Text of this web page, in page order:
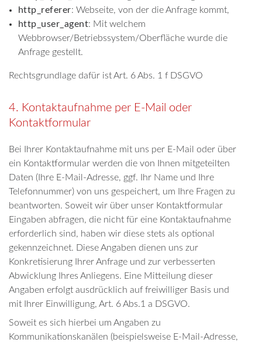
http_referer: Webseite, von der die Anfrage kommt,
http_user_agent: Mit welchem
Webbrowser/Betriebssystem/Oberfläche wurde die
Anfrage gestellt.
Rechtsgrundlage dafür ist Art. 6 Abs. 1 f DSGVO
4. Kontaktaufnahme per E-Mail oder
Kontaktformular
Bei Ihrer Kontaktaufnahme mit uns per E-Mail oder über
ein Kontaktformular werden die von Ihnen mitgeteilten
Daten (Ihre E-Mail-Adresse, ggf. Ihr Name und Ihre
Telefonnummer) von uns gespeichert, um Ihre Fragen zu
beantworten. Soweit wir über unser Kontaktformular
Eingaben abfragen, die nicht für eine Kontaktaufnahme
erforderlich sind, haben wir diese stets als optional
gekennzeichnet. Diese Angaben dienen uns zur
Konkretisierung Ihrer Anfrage und zur verbesserten
Abwicklung Ihres Anliegens. Eine Mitteilung dieser
Angaben erfolgt ausdrücklich auf freiwilliger Basis und
mit Ihrer Einwilligung, Art. 6 Abs.1 a DSGVO.
Soweit es sich hierbei um Angaben zu
Kommunikationskanälen (beispielsweise E-Mail-Adresse,